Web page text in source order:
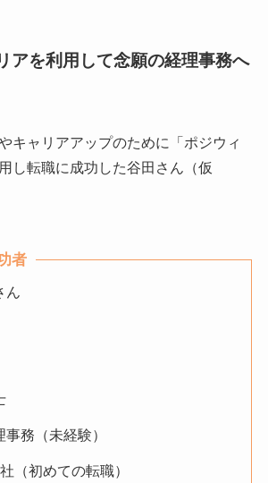
アを利用して念願の経理事務へ
キャリアアップのために「ポジウィ
し転職に成功した谷田さん（仮
者
ん
務（未経験）
（初めての転職）